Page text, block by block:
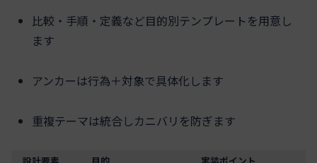
比較・手順・定義など目的別テンプレートを用意し
ます
アンカーは行為＋対象で具体化します
重複テーマは統合しカニバリを防ぎます